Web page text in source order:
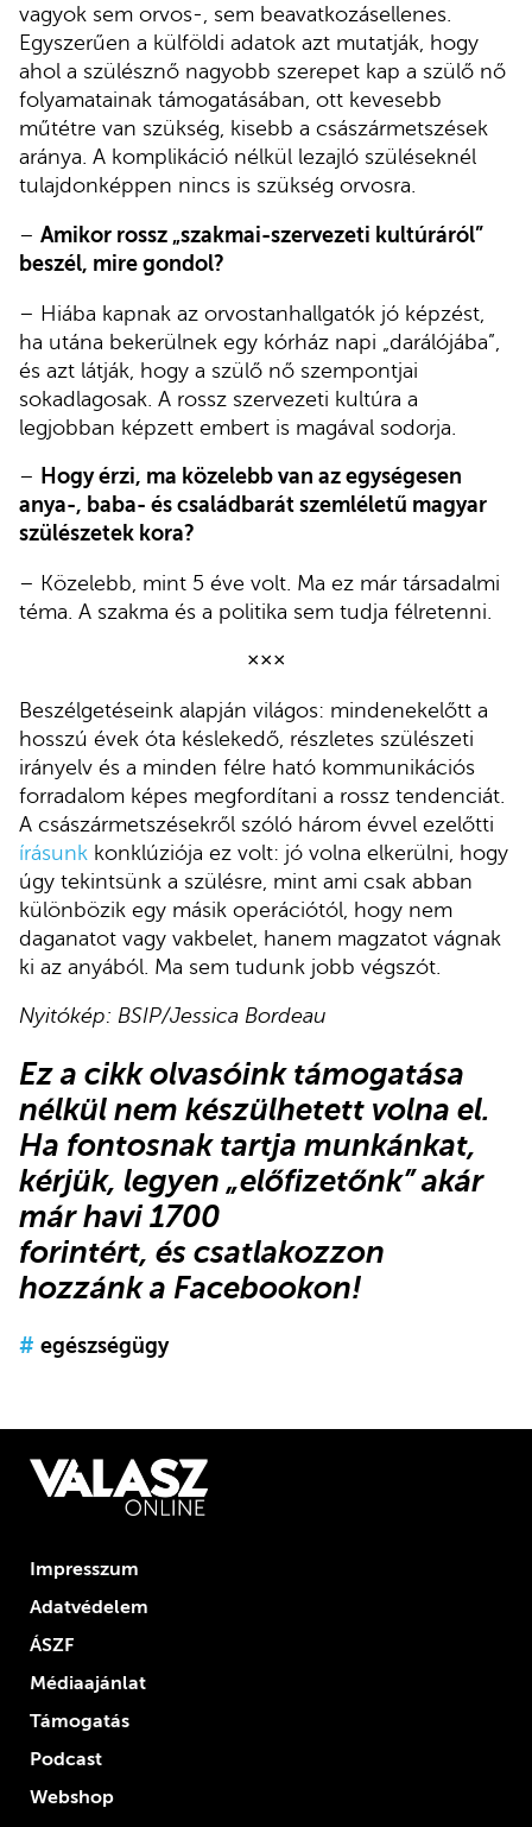
vagyok sem orvos-, sem beavatkozásellenes.
Egyszerűen a külföldi adatok azt mutatják, hogy
ahol a szülésznő nagyobb szerepet kap a szülő nő
folyamatainak támogatásában, ott kevesebb
műtétre van szükség, kisebb a császármetszések
aránya. A komplikáció nélkül lezajló szüléseknél
tulajdonképpen nincs is szükség orvosra.
– Amikor rossz „szakmai-szervezeti kultúráról”
beszél, mire gondol?
– Hiába kapnak az orvostanhallgatók jó képzést,
ha utána bekerülnek egy kórház napi „darálójába”,
és azt látják, hogy a szülő nő szempontjai
sokadlagosak. A rossz szervezeti kultúra a
legjobban képzett embert is magával sodorja.
– Hogy érzi, ma közelebb van az egységesen
anya-, baba- és családbarát szemléletű magyar
szülészetek kora?
– Közelebb, mint 5 éve volt. Ma ez már társadalmi
téma. A szakma és a politika sem tudja félretenni.
×××
Beszélgetéseink alapján világos: mindenekelőtt a
hosszú évek óta késlekedő, részletes szülészeti
irányelv és a minden félre ható kommunikációs
forradalom képes megfordítani a rossz tendenciát.
A császármetszésekről szóló három évvel ezelőtti
írásunk konklúziója ez volt: jó volna elkerülni, hogy
úgy tekintsünk a szülésre, mint ami csak abban
különbözik egy másik operációtól, hogy nem
daganatot vagy vakbelet, hanem magzatot vágnak
ki az anyából. Ma sem tudunk jobb végszót.
Nyitókép: BSIP/Jessica Bordeau
Ez a cikk olvasóink támogatása
nélkül nem készülhetett volna el.
Ha fontosnak tartja munkánkat,
kérjük, legyen „előfizetőnk”akár
már havi 1700
forintért, és csatlakozzon
hozzánk a Facebookon!
# egészségügy
Impresszum
Adatvédelem
ÁSZF
Médiaajánlat
Támogatás
Podcast
Webshop